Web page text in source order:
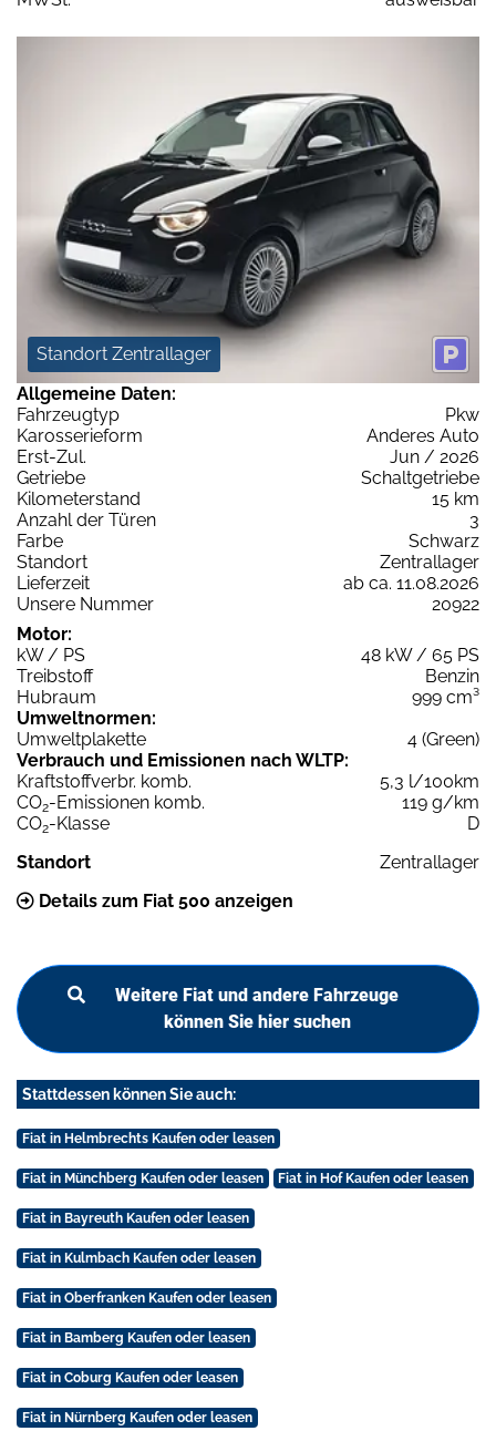
Standort Zentrallager
Allgemeine Daten:
Fahrzeugtyp
Pkw
Karosserieform
Anderes Auto
Erst-Zul.
Jun / 2026
Getriebe
Schaltgetriebe
Kilometerstand
15 km
Anzahl der Türen
3
Farbe
Schwarz
Standort
Zentrallager
Lieferzeit
ab ca. 11.08.2026
Unsere Nummer
20922
Motor:
kW / PS
48 kW / 65 PS
Treibstoff
Benzin
Hubraum
999 cm³
Umweltnormen:
Umweltplakette
4 (Green)
Verbrauch und Emissionen nach WLTP:
Kraftstoffverbr. komb.
5,3 l/100km
CO2-Emissionen komb.
119 g/km
CO2-Klasse
D
Standort
Zentrallager
Details zum Fiat 500 anzeigen
Weitere Fiat und andere Fahrzeuge
können Sie hier suchen
Stattdessen können Sie auch:
Fiat in Helmbrechts Kaufen oder leasen
Fiat in Münchberg Kaufen oder leasen Fiat in Hof Kaufen oder leasen
Fiat in Bayreuth Kaufen oder leasen
Fiat in Kulmbach Kaufen oder leasen
Fiat in Oberfranken Kaufen oder leasen
Fiat in Bamberg Kaufen oder leasen
Fiat in Coburg Kaufen oder leasen
Fiat in Nürnberg Kaufen oder leasen